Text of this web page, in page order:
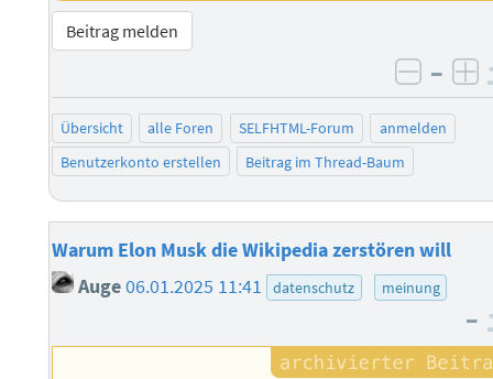
Beitrag melden
–
Übersicht alle Foren SELFHTML-Forum
anmelden
Benutzerkonto erstellen
Beitrag im Thread-Baum
Warum Elon Musk die Wikipedia zerstören will
Auge06.01.2025 11:41 datenschutz meinung
–